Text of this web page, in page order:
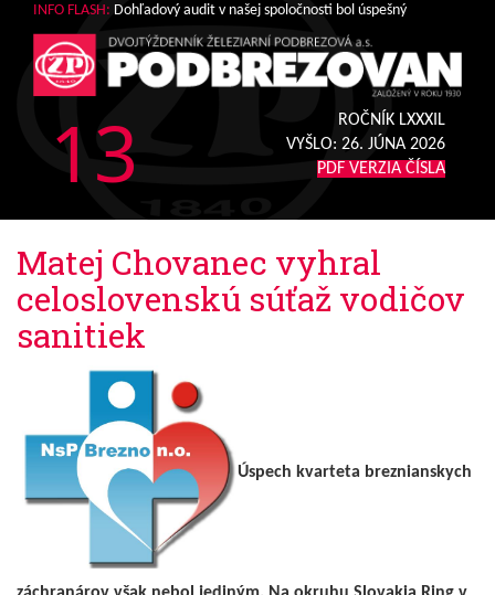
INFO FLASH: Dohľadový audit v našej spoločnosti bol úspešný
13
ROČNÍK LXXXIL
VYŠLO: 26. JÚNA 2026
PDF VERZIA ČÍSLA
Matej Chovanec vyhral
celoslovenskú súťaž vodičov
sanitiek
Úspech kvarteta breznianskych